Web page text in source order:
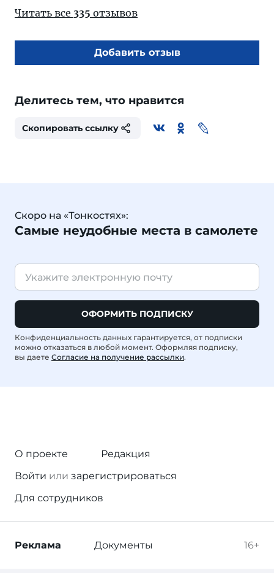
Читать все 335 отзывов
Добавить отзыв
Делитесь тем, что нравится
Скопировать ссылку
Скоро на «Тонкостях»:
Самые неудобные места в самолете
ОФОРМИТЬ ПОДПИСКУ
Конфиденциальность данных гарантируется, от подписки
можно отказаться в любой момент. Оформляя подписку,
вы даете Согласие на получение рассылки.
О проекте
Редакция
Войти или зарегистрироваться
Для сотрудников
16+
Реклама Документы